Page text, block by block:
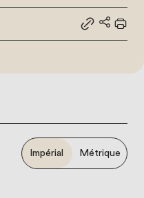
Partager
Impérial Métrique